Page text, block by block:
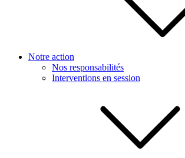
Notre action
Nos responsabilités
Interventions en session